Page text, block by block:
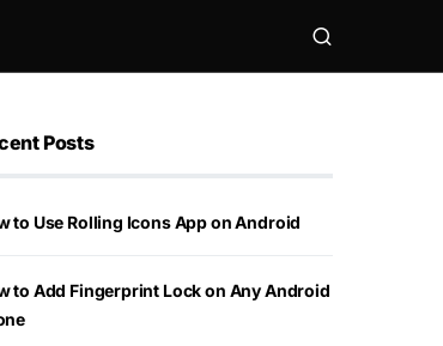
Posts
to Use Rolling Icons App on Android
to Add Fingerprint Lock on Any Android